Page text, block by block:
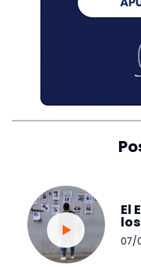
El
07/